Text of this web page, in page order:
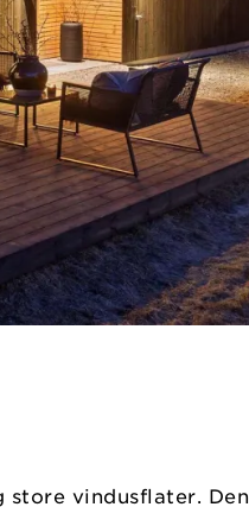
vindusflater. Den